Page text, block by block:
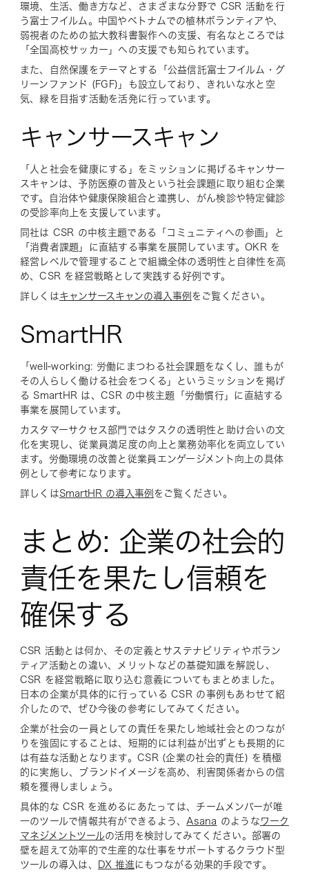
環境、生活、働き方など、さまざまな分野で CSR 活動を行
う富士フイルム。中国やベトナムでの植林ボランティアや、
弱視者のための拡大教科書製作への支援、有名なところでは
「全国高校サッカー」への支援でも知られています。
また、自然保護をテーマとする「公益信託富士フイルム・グ
リーンファンド (FGF)」も設立しており、きれいな水と空
気、緑を目指す活動を活発に行っています。
キャンサースキャン
「人と社会を健康にする」をミッションに掲げるキャンサー
スキャンは、予防医療の普及という社会課題に取り組む企業
です。自治体や健康保険組合と連携し、がん検診や特定健診
の受診率向上を支援しています。
同社は CSR の中核主題である「コミュニティへの参画」と
「消費者課題」に直結する事業を展開しています。OKR を
経営レベルで管理することで組織全体の透明性と自律性を高
め、CSR を経営戦略として実践する好例です。
詳しくはキャンサースキャンの導入事例 をご覧ください。
SmartHR
「well-working: 労働にまつわる社会課題をなくし、誰もが
その人らしく働ける社会をつくる」というミッションを掲げ
る SmartHR は、CSR の中核主題「労働慣行」に直結する
事業を展開しています。
カスタマーサクセス部門ではタスクの透明性と助け合いの文
化を実現し、従業員満足度の向上と業務効率化を両立してい
ます。労働環境の改善と従業員エンゲージメント向上の具体
例として参考になります。
詳しくはSmartHR の導入事例 をご覧ください。
まとめ: 企業の社会的
責任を果たし信頼を
確保する
CSR 活動とは何か、その定義とサステナビリティやボラン
ティア活動との違い、メリットなどの基礎知識を解説し、
CSR を経営戦略に取り込む意義についてもまとめました。
日本の企業が具体的に行っている CSR の事例もあわせて紹
介したので、ぜひ今後の参考にしてみてください。
企業が社会の一員としての責任を果たし地域社会とのつなが
りを強固にすることは、短期的には利益が出ずとも長期的に
は有益な活動となります。CSR (企業の社会的責任) を積極
的に実施し、ブランドイメージを高め、利害関係者からの信
頼を獲得しましょう。
具体的な CSR を進めるにあたっては、チームメンバーが唯
一のツールで情報共有ができるよう、 Asana のような ワーク
マネジメントツールの活用を検討してみてください。部署の
壁を超えて効率的で生産的な仕事をサポートするクラウド型
ツールの導入は、
DX 推進 にもつながる効果的手段です。